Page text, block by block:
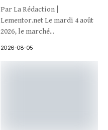
Par La Rédaction |
Lementor.net Le mardi 4 août
2026, le marché...
2026-08-05